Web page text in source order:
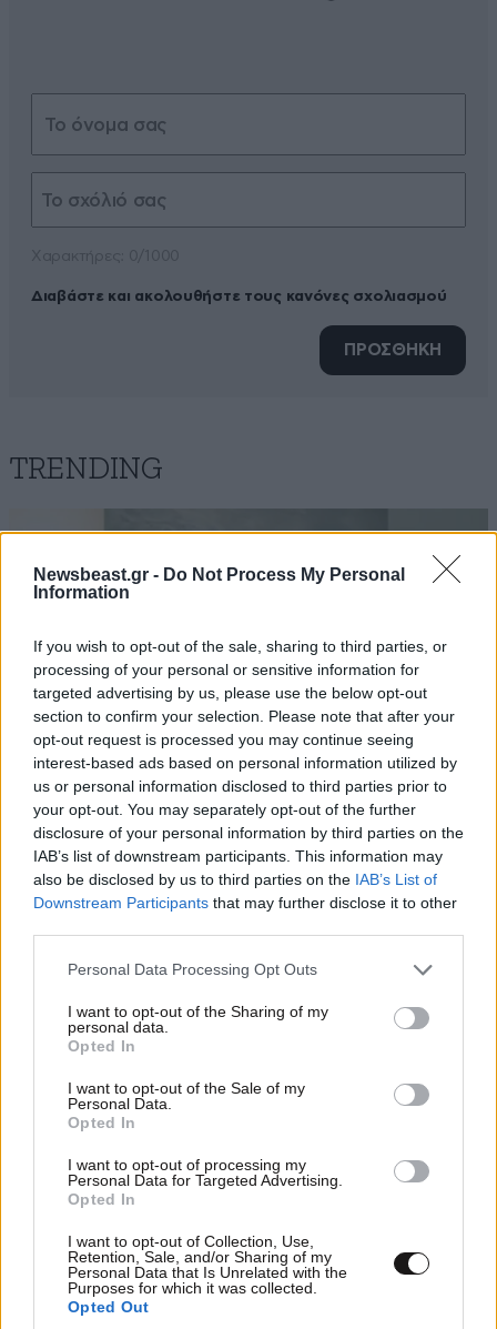
Newsbeast.gr - Do Not Process My Personal
Information
If you wish to opt-out of the sale, sharing to third parties, or
processing of your personal or sensitive information for
targeted advertising by us, please use the below opt-out
section to confirm your selection. Please note that after your
opt-out request is processed you may continue seeing
interest-based ads based on personal information utilized by
us or personal information disclosed to third parties prior to
your opt-out. You may separately opt-out of the further
disclosure of your personal information by third parties on the
IAB’s list of downstream participants. This information may
also be disclosed by us to third parties on the IAB’s List of
Downstream Participants that may further disclose it to other
Please note that this website/app uses one or more Google
not limited to your visit or usage behaviour. You may click to
grant or deny consent to Google and its third-party tags to
use your data for below specified purposes in below Google
consent section.
Personal Data Processing Opt Outs
I want to opt-out of the Sharing of my
personal data.
Opted In
I want to opt-out of the Sale of my
Personal Data.
Opted In
I want to opt-out of processing my
Personal Data for Targeted Advertising.
Opted In
I want to opt-out of Collection, Use,
Retention, Sale, and/or Sharing of my
Personal Data that Is Unrelated with the
Purposes for which it was collected.
Opted Out
Διαβάστε και ακολουθήστε τους κανόνες σχολιασμού
ΠΡΟΣΘΗΚΗ
TRENDING
ΕΛΛΑΔΑ07·08·2026 11:26
Βίντεο-ντοκουμέντο από το θανατηφόρο
τροχαίο στις Σέρρες: Η στιγμή που το ΙΧ μπαίνει
στο αντίθετο ρεύμα – Ακαριαία πέθαναν γιος